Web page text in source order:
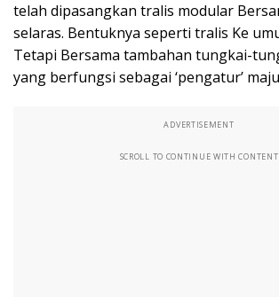
telah dipasangkan tralis modular
selaras. Bentuknya seperti tralis Ke
Tetapi Bersama tambahan tungkai-
yang berfungsi sebagai ‘pengatur’
ADVERTISEMENT
SCROLL TO CONTINUE WITH CONTENT